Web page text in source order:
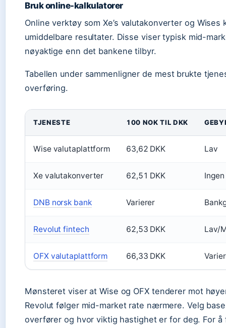
Bruk online-kalkulatorer
Online verktøy som Xe’s valutakonverter og
umiddelbare resultater. Disse viser typisk mid-
nøyaktige enn det bankene tilbyr.
Tabellen under sammenligner de mest brukte
overføring.
TJENESTE 100 NOK TIL DKK
Wise valutaplattform 63,62 DKK Lav
Xe valutakonverter 62,51 DKK
DNB norsk bank Varierer
Revolut fintech 62,53 DKK Lav/
OFX valutaplattform 66,33 DKK
Mønsteret viser at Wise og OFX tenderer mot
Revolut følger mid-market rate nærmere. Velg
overfører og hvor viktig hastighet er for deg. For